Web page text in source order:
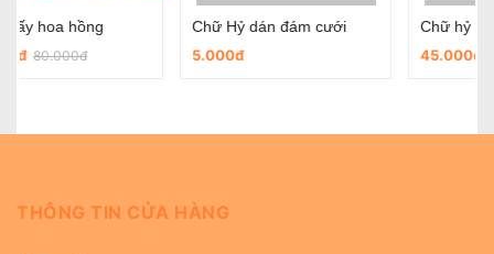
Chữ Hỷ dán đám cưới
5.000đ
Chữ hỷ nỉ tròn có sẵn keo dùng trong ngày cưới
THÔNG TIN CỬA HÀNG